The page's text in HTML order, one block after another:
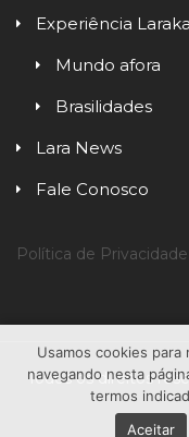
Experiência
Mundo afora
Brasilidades
Lara News
Fale Conosco
Política de Privacidade
Todos os direitos
Usamos cookies
navegando nesta
termos
Aceitar